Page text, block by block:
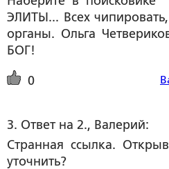
ЭЛИТЫ... Всех
органы. Ольга
БОГ!
0
3. Ответ на 2., Валерий:
Странная ссылка.
уточнить?